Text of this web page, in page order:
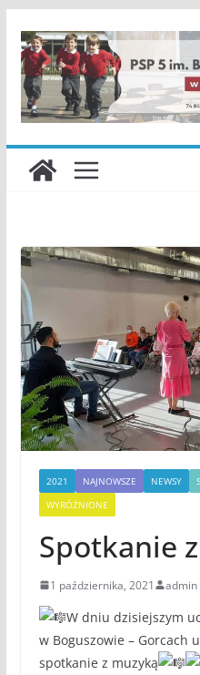
treści
2021 NAJNOWSZE NEWSY
WYRÓŻNIONE
Spotkanie
1 października, 2021 admin
W dniu dzisiejszym
w Boguszowie – Gorcach
spotkanie z muzyką